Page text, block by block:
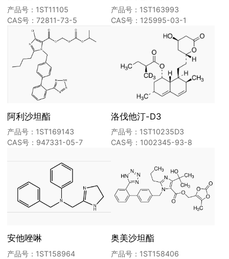
产品号：1ST11105
CAS号：72811-73-5
产品号：1ST163993
CAS号：125995-03-1
阿利沙坦酯
产品号：1ST169143
CAS号：947331-05-7
洛伐他汀-D3
产品号：1ST10235D3
CAS号：1002345-93-8
安他唑啉
产品号：1ST158964
奥美沙坦酯
产品号：1ST158406